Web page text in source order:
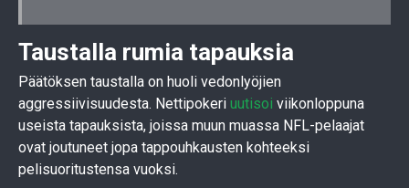
Taustalla rumia tapauksia
Päätöksen taustalla on huoli vedonlyöjien
aggressiivisuudesta. Nettipokeri uutisoi viikonloppuna
useista tapauksista, joissa muun muassa NFL-pelaajat
ovat joutuneet jopa tappouhkausten kohteeksi
pelisuoritustensa vuoksi.